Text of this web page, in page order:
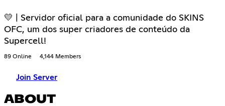
💛 | Servidor oficial para a comunidade do SKINS
OFC, um dos super criadores de conteúdo da
Supercell!
89 Online 4,144 Members
Join Server
ABOUT